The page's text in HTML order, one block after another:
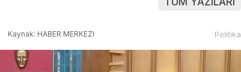
Kaynak: HABER MERKEZI Politika